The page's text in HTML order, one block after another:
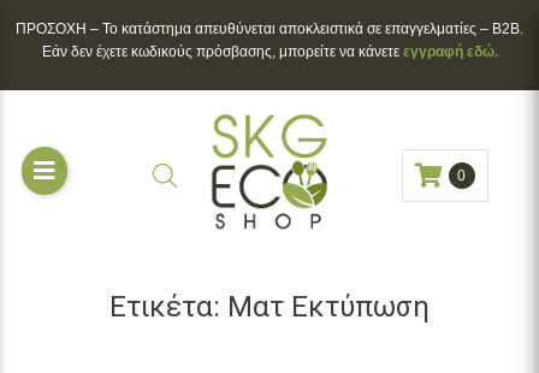
ΠΡΟΣΟΧΗ – To κατάστημα απευθύνεται αποκλειστικά σε επαγγελματίες – B2B.
Εάν δεν έχετε κωδικούς πρόσβασης, μπορείτε να κάνετε εγγραφή εδώ.
0
Ετικέτα: Ματ Εκτύπωση